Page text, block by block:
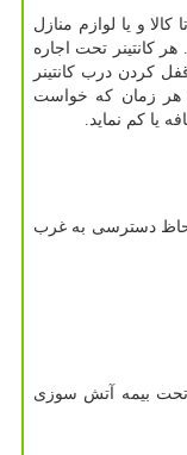
کالا و یا لوازم منازل
کانتینر تحت اجاره
کردن درب کانتینر
هر زمان که خواست
یا کم نماید.
لحاظ دسترسی به غرب
تحت بیمه آتش سوزی